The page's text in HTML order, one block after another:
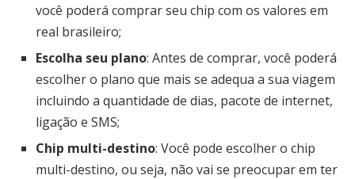
você poderá comprar seu chip com os valores em
real brasileiro;
Escolha seu plano: Antes de comprar, você poderá
escolher o plano que mais se adequa a sua viagem
incluindo a quantidade de dias, pacote de internet,
ligação e SMS;
Chip multi-destino: Você pode escolher o chip
multi-destino, ou seja, não vai se preocupar em ter